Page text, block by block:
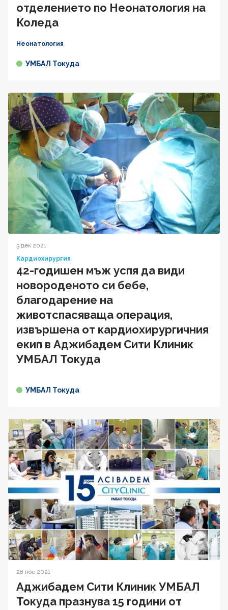
отделението по Неонатология на
Коледа
Неонатология
УМБАЛ Токуда
3 дек 2021
Кардиохирургия
42-годишен мъж успя да види
новороденото си бебе,
благодарение на
животспасяваща операция,
извършена от кардиохирургичния
екип в Аджибадем Сити Клиник
УМБАЛ Токуда
УМБАЛ Токуда
28 ное 2021
Аджибадем Сити Клиник УМБАЛ
Токуда празнува 15 години от